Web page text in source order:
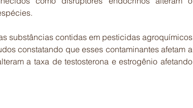
substâncias contidas em pesticidas agroquímicos
constatando que esses contaminantes afetam a
a taxa de testosterona e estrogênio afetando